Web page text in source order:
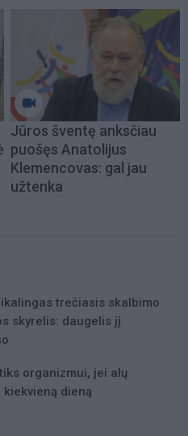
Jūros šventę anksčiau
puošęs Anatolijus
Klemencovas: gal jau
užtenka
trečiasis skalbimo
skyrelis: daugelis jį
organizmui, jei alų
kiekvieną dieną